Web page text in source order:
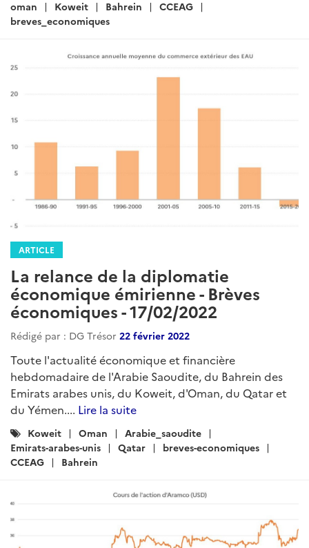
:
oman Koweit Bahrein
CCEAG
breves_economiques
ARTICLE
La relance de la diplomatie
économique émirienne - Brèves
économiques - 17/02/2022
Rédigé par : DG Trésor 22 février 2022
Toute l'actualité économique et financière
hebdomadaire de l'Arabie Saoudite, du Bahrein des
Emirats arabes unis, du Koweit, d'Oman, du Qatar et
du Yémen.... Lire la suite
Catégories
:
Koweit Oman
Arabie_saoudite
Emirats-arabes-unis
Qatar
breves-economiques
CCEAG
Bahrein